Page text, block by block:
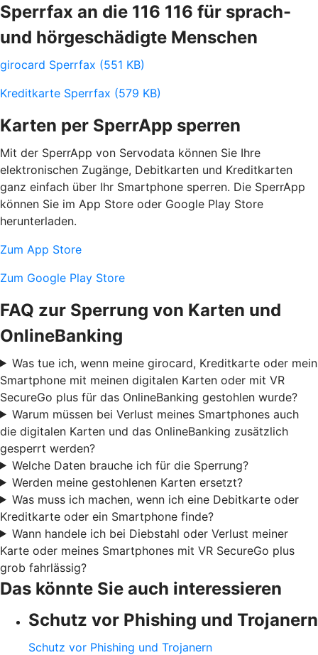
Sperrfax an die 116 116 für sprach-
und hörgeschädigte Menschen
girocard Sperrfax (551 KB)
Kreditkarte Sperrfax (579 KB)
Karten per SperrApp sperren
Mit der SperrApp von Servodata können Sie Ihre
elektronischen Zugänge, Debitkarten und Kreditkarten
ganz einfach über Ihr Smartphone sperren. Die SperrApp
können Sie im App Store oder Google Play Store
herunterladen.
Zum App Store
Zum Google Play Store
FAQ zur Sperrung von Karten und
OnlineBanking
Was tue ich, wenn meine girocard, Kreditkarte oder mein
Smartphone mit meinen digitalen Karten oder mit VR
SecureGo plus für das OnlineBanking gestohlen wurde?
Warum müssen bei Verlust meines Smartphones auch
die digitalen Karten und das OnlineBanking zusätzlich
gesperrt werden?
Welche Daten brauche ich für die Sperrung?
Werden meine gestohlenen Karten ersetzt?
Was muss ich machen, wenn ich eine Debitkarte oder
Kreditkarte oder ein Smartphone finde?
Wann handele ich bei Diebstahl oder Verlust meiner
Karte oder meines Smartphones mit VR SecureGo plus
grob fahrlässig?
Das könnte Sie auch interessieren
Schutz vor Phishing und Trojanern
Schutz vor Phishing und Trojanern